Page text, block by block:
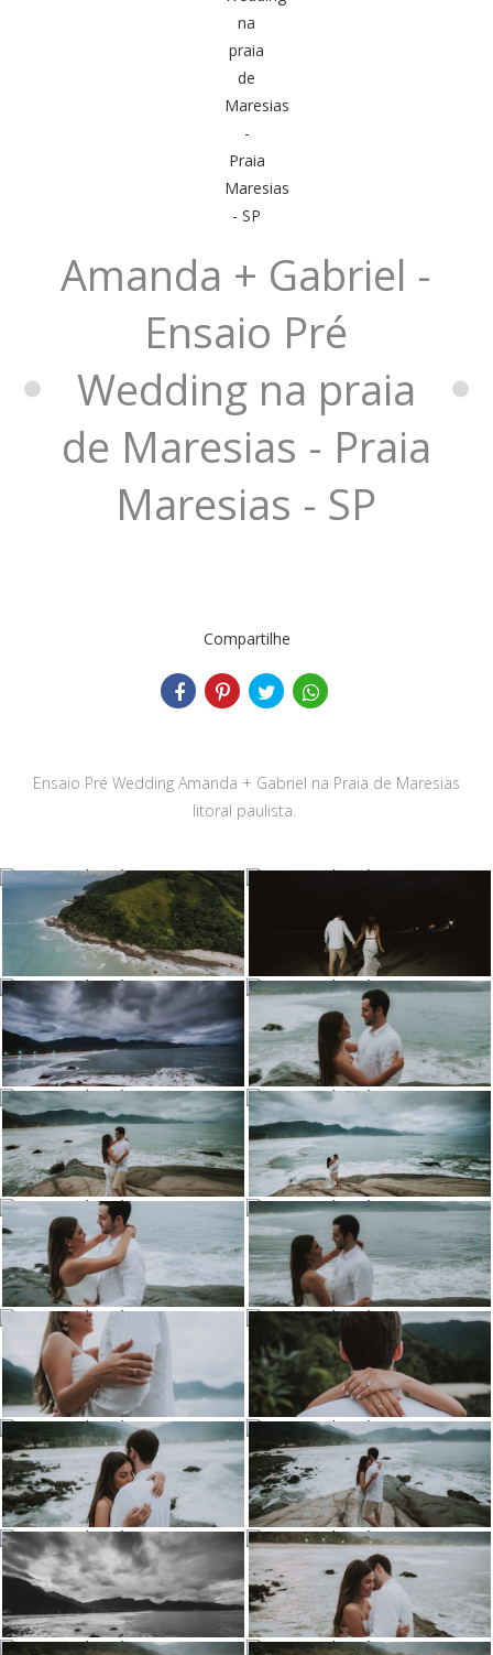
Amanda + Gabriel -
Ensaio Pré
Wedding na praia
de Maresias - Praia
Maresias - SP
Compartilhe
Ensaio Pré Wedding Amanda + Gabriel na Praia de Maresias
litoral paulista.